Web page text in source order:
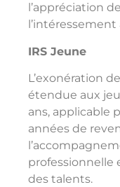
l’appréciation
IRS Jeune
L’exonération
étendue aux
ans, applicable
années de
professionnelle
des talents.